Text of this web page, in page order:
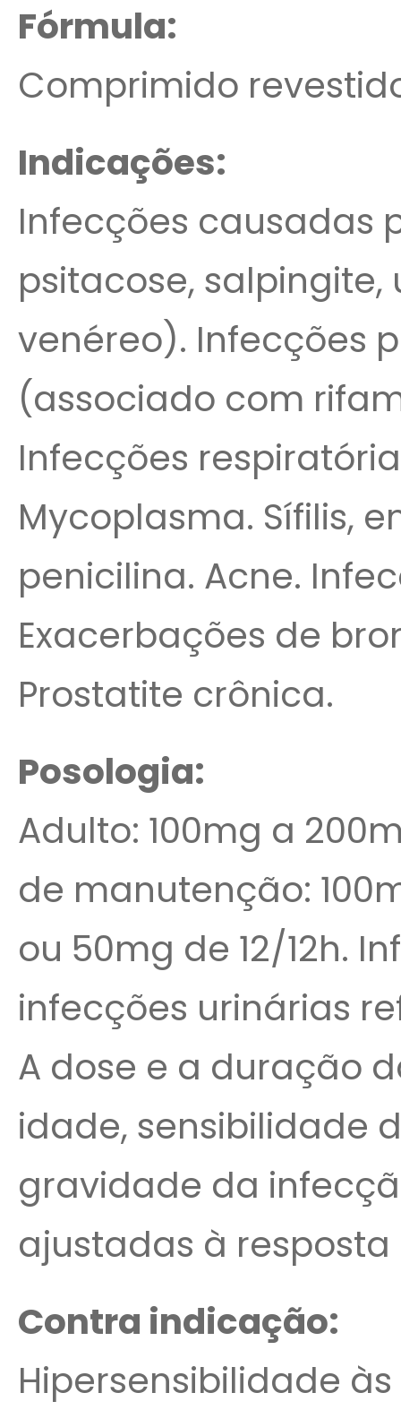
Fórmula:
Comprimido
Indicações:
Infecções causadas
psitacose,
venéreo). Infecções
(associado com
Infecções
Mycoplasma. Sífilis,
penicilina. Acne.
Exacerbações de
Prostatite crônica.
Posologia:
Adulto: 100mg a
de manutenção:
ou 50mg de 12/12h.
infecções urinárias
A dose e a duração
idade, sensibilidade
gravidade da
ajustadas à
Contra indicação:
Hipersensibilidade